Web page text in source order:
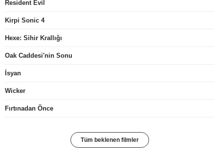
Resident Evil
Kirpi Sonic 4
Hexe: Sihir Krallığı
Oak Caddesi'nin Sonu
İsyan
Wicker
Fırtınadan Önce
Tüm beklenen filmler